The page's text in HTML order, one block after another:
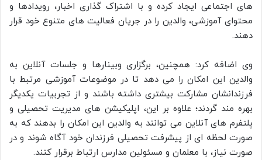
های اجتماعی ایجاد کرده و با اشتراک گذاری اخبار، رویدادها و
محتوای آموزشی، والدین را در جریان فعالیت های متنوع خود قرار
دهند.
وی اضافه کرد: همچنین، برگزاری وبینارها و جلسات آنلاین به
والدین این امکان را می دهد تا در موضوعات آموزشی مرتبط با
فرزندانشان مشارکت بیشتری داشته باشند و از تجربیات یکدیگر
بهره مند گردند؛ علاوه بر این، اپلیکیشن های مدیریت تحصیلی و
پلتفرم های آنلاین می توانند به والدین این امکان را بدهند که به
صورت لحظه ای از پیشرفت تحصیلی فرزندان خود آگاه شوند و در
صورت نیاز، با معلمان و مسئولین مدارس ارتباط برقرار کنند.